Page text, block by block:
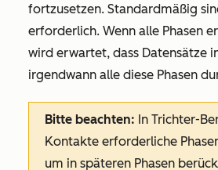
fortzusetzen. Standardmäßig
erforderlich. Wenn alle Phasen
wird erwartet, dass Datensätze
irgendwann alle diese Phasen
Bitte beachten: In Trichter-
Kontakte erforderliche
um in späteren Phasen